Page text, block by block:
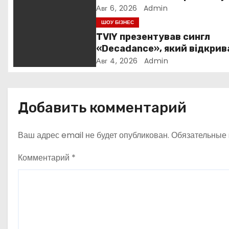
п
и
с
я
силу та повернення до себе
Авг 6, 2026 Admin
ШОУ БІЗНЕС
TVIY презентував сингл
«Decadance», який
нову сторінку українського
Авг 4, 2026 Admin
Добавить комментарий
Ваш адрес email не будет опубликован.
Комментарий *